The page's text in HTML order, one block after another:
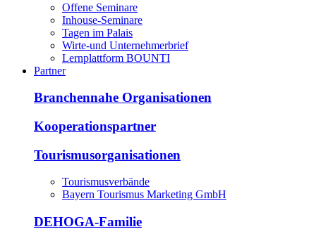
Offene Seminare
Inhouse-Seminare
Tagen im Palais
Wirte-und Unternehmerbrief
Lernplattform BOUNTI
Partner
Branchennahe Organisationen
Kooperationspartner
Tourismusorganisationen
Tourismusverbände
Bayern Tourismus Marketing GmbH
DEHOGA-Familie